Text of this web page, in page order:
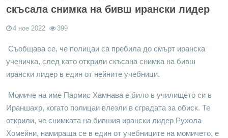
скъсала снимка на бивш ирански лидер
4 ное 2022 399
Съобщава се, че полицаи са пребила до смърт иранска
ученичка, след като открили скъсана снимка на бивш
ирански лидер в един от нейните учебници.
Момиче на име Пармис Хамнава е било в училището си в
Ираншахр, когато полицаи влезли в сградата за обиск. Те
открили, че снимката на бившия ирански лидер Рухола
Хомейни, намираща се в един от учебниците на момичето, е